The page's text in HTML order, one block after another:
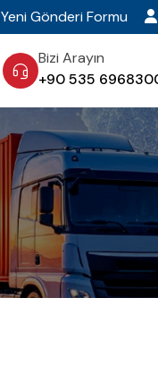
Yeni Gönderi Formu
Bizi Arayın
+90 535